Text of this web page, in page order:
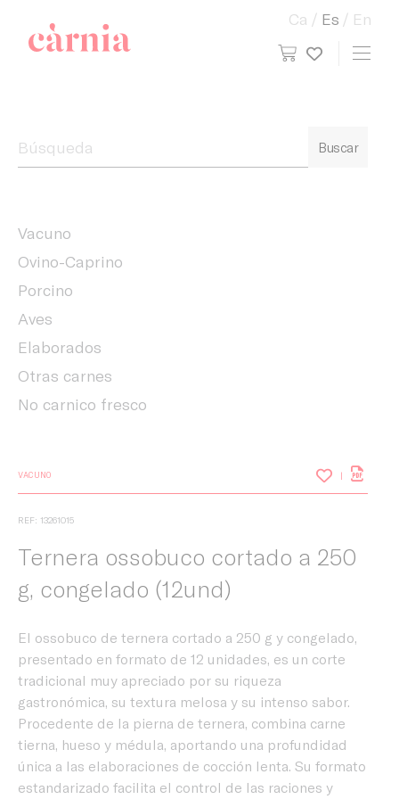
view cartMy
Ca Es En
Buscar
Vacuno
Ovino-Caprino
Porcino
Aves
Elaborados
Otras carnes
No carnico fresco
VACUNO
REF: 13261015
Ternera ossobuco cortado a 250
g, congelado (12und)
El ossobuco de ternera cortado a 250 g y congelado,
presentado en formato de 12 unidades, es un corte
tradicional muy apreciado por su riqueza
gastronómica, su textura melosa y su intenso sabor.
Procedente de la pierna de ternera, combina carne
tierna, hueso y médula, aportando una profundidad
única a las elaboraciones de cocción lenta. Su formato
estandarizado facilita el control de las raciones y